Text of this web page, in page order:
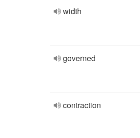
width
governed
contraction